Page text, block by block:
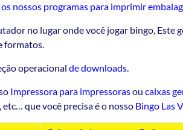
nossos programas para imprimir
no lugar onde você jogar bingo,
formatos.
operacional de downloads.
Impressora para impressorasou caixas
que você precisa é o nosso Bingo Las